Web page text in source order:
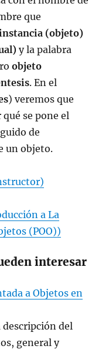
que
(objeto)
y la palabra
objeto
. En el
) veremos que
se pone el
de
un objeto.
a La
(POO))
interesar
a Objetos en
descripción del
general y